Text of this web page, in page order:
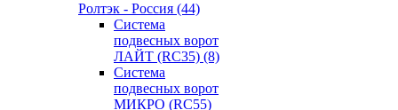
Ролтэк - Россия (44)
Система
подвесных ворот
ЛАЙТ (RC35) (8)
Система
подвесных ворот
МИКРО (RC55)